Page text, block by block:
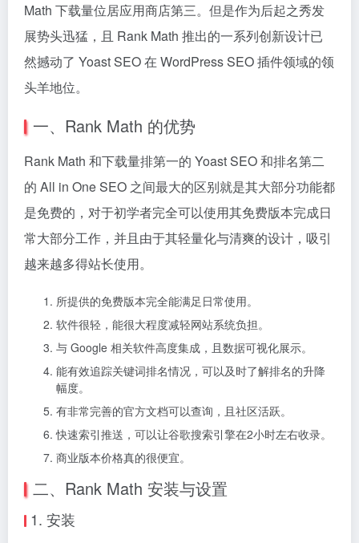
Math 下载量位居应用商店第三。但是作为后起之秀发
展势头迅猛，且 Rank Math 推出的一系列创新设计已
然撼动了 Yoast SEO 在 WordPress SEO 插件领域的领
头羊地位。
一、Rank Math 的优势
Rank Math 和下载量排第一的 Yoast SEO 和排名第二
的 All in One SEO 之间最大的区别就是其大部分功能都
是免费的，对于初学者完全可以使用其免费版本完成日
常大部分工作，并且由于其轻量化与清爽的设计，吸引
越来越多得站长使用。
所提供的免费版本完全能满足日常使用。
软件很轻，能很大程度减轻网站系统负担。
与 Google 相关软件高度集成，且数据可视化展示。
能有效追踪关键词排名情况，可以及时了解排名的升降
幅度。
有非常完善的官方文档可以查询，且社区活跃。
快速索引推送，可以让谷歌搜索引擎在2小时左右收录。
商业版本价格真的很便宜。
二、Rank Math 安装与设置
1. 安装